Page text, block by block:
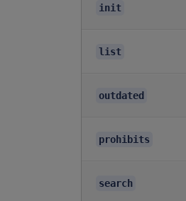
init
list
outdated
prohibits
search